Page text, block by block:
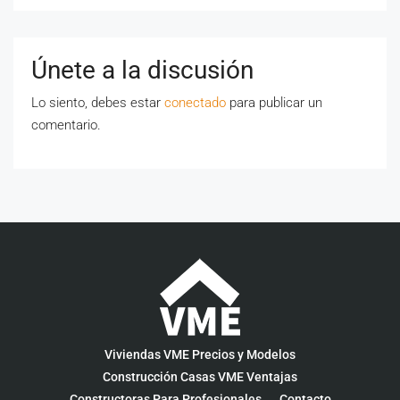
Únete a la discusión
Lo siento, debes estar conectado para publicar un
comentario.
Viviendas VME Precios y Modelos
Construcción Casas VME Ventajas